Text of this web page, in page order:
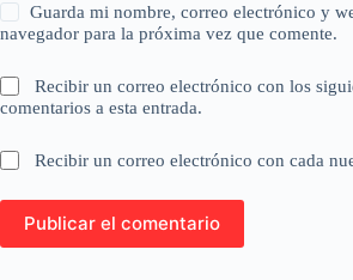
Guarda mi nombre, correo electrónico y
navegador para la próxima vez que comente.
Recibir un correo electrónico con los
comentarios a esta entrada.
Recibir un correo electrónico con cada
Publicar el comentario